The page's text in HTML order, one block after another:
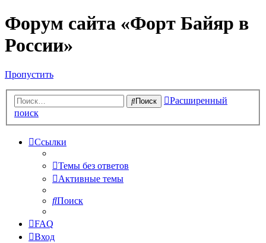
Форум сайта «Форт Байяр в
России»
Пропустить
Поиск
Расширенный
поиск
Ссылки
Темы без ответов
Активные темы
Поиск
FAQ
Вход